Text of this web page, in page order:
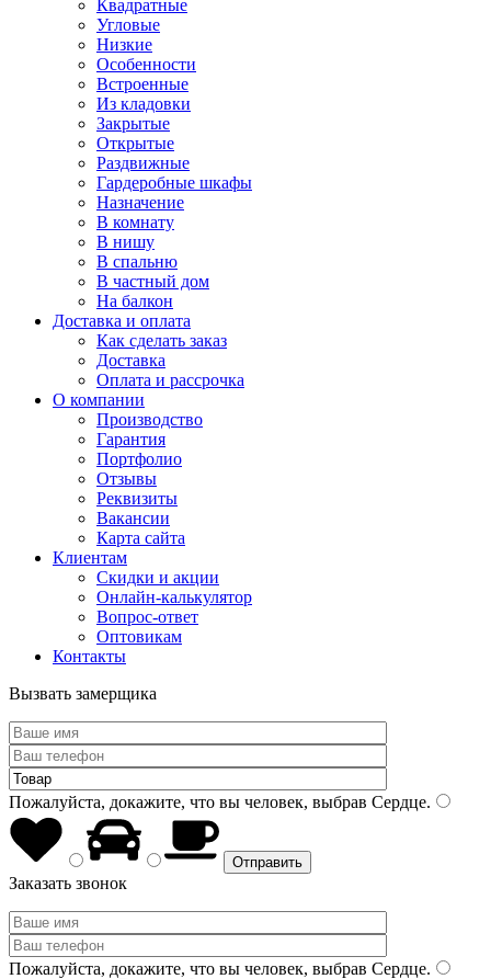
Квадратные
Угловые
Низкие
Особенности
Встроенные
Из кладовки
Закрытые
Открытые
Раздвижные
Гардеробные шкафы
Назначение
В комнату
В нишу
В спальню
В частный дом
На балкон
Доставка и оплата
Как сделать заказ
Доставка
Оплата и рассрочка
О компании
Производство
Гарантия
Портфолио
Отзывы
Реквизиты
Вакансии
Карта сайта
Клиентам
Скидки и акции
Онлайн-калькулятор
Вопрос-ответ
Оптовикам
Контакты
Вызвать замерщика
Пожалуйста, докажите, что вы человек, выбрав Сердце.
Заказать звонок
Пожалуйста, докажите, что вы человек, выбрав Сердце.